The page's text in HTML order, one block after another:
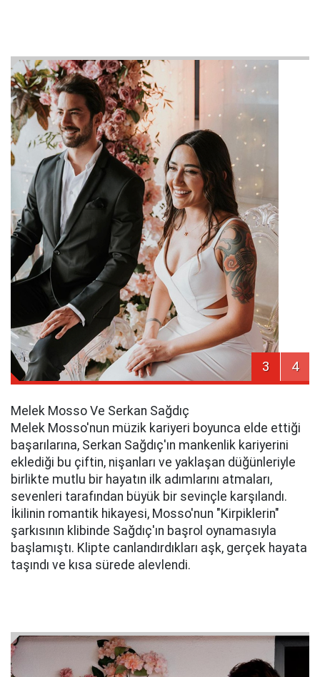
3 4
Melek Mosso Ve Serkan Sağdıç
Melek Mosso'nun müzik kariyeri boyunca elde ettiği
başarılarına, Serkan Sağdıç'ın mankenlik kariyerini
eklediği bu çiftin, nişanları ve yaklaşan düğünleriyle
birlikte mutlu bir hayatın ilk adımlarını atmaları,
sevenleri tarafından büyük bir sevinçle karşılandı.
İkilinin romantik hikayesi, Mosso'nun "Kirpiklerin"
şarkısının klibinde Sağdıç'ın başrol oynamasıyla
başlamıştı. Klipte canlandırdıkları aşk, gerçek hayata
taşındı ve kısa sürede alevlendi.